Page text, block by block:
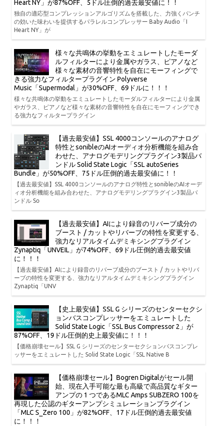
Heart NY」が87%OFF、5ドル圧倒的過去最安値に！！
独自の適応型コンプレッションアルゴリズムを搭載した、力強くパンチ
の効いた味わいを提供するパラレルコンプレッサー Baby Audio「I
Heart NY」が
様々な共鳴体の挙動をエミュレートしたモーダ
ルフィルターにより金属やガラス、ピアノなど
様々な素材の音響特性を自在にモーフィングで
きる強力なフィルタープラグイン Polyverse
Music「Supermodal」が30%OFF、69ドルに！！！
様々な共鳴体の挙動をエミュレートしたモーダルフィルターにより金属
やガラス、ピアノなど様々な素材の音響特性を自在にモーフィングでき
る強力なフィルタープラグイン
【過去最安値】SSL 4000コンソールのアナログ
特性とsonibleのAIオーディオ分析機能を組み合
わせた、アナログモデリングプラグイン3製品バ
ンドル Solid State Logic「SSL autoSeries
Bundle」が50%OFF、75ドル圧倒的過去最安値に！！
【過去最安値】SSL 4000コンソールのアナログ特性とsonibleのAIオーデ
ィオ分析機能を組み合わせた、アナログモデリングプラグイン3製品バ
ンドル So
【過去最安値】AIにより録音のリバーブ成分の
ブースト / カットやリバーブの特性を変更する、
強力なリアルタイムデミキシングプラグイン
Zynaptiq「UNVEIL」が74%OFF、69ドル圧倒的過去最安値
に！！！
【過去最安値】AIにより録音のリバーブ成分のブースト / カットやリバ
ーブの特性を変更する、強力なリアルタイムデミキシングプラグイン
Zynaptiq「UNV
【史上最安値】SSL G シリーズのセンターセクシ
ョンバスコンプレッサーをエミュレートした
Solid State Logic「SSL Bus Compressor 2」が
87%OFF、19ドル圧倒的史上最安値に！！！
【価格崩壊セール】SSL G シリーズのセンターセクションバスコンプレ
ッサーをエミュレートした Solid State Logic「SSL Native B
【価格崩壊セール】Bogren Digitalがセール開
始、現在入手可能な最も高級で高品質なギター
アンプの 1 つであるMLC Amps SUBZERO 100を
再現した公認のギターアンプシミュレーションプラグイン
「MLC S_Zero 100」が82%OFF、17ドル圧倒的過去最安値
に！！！